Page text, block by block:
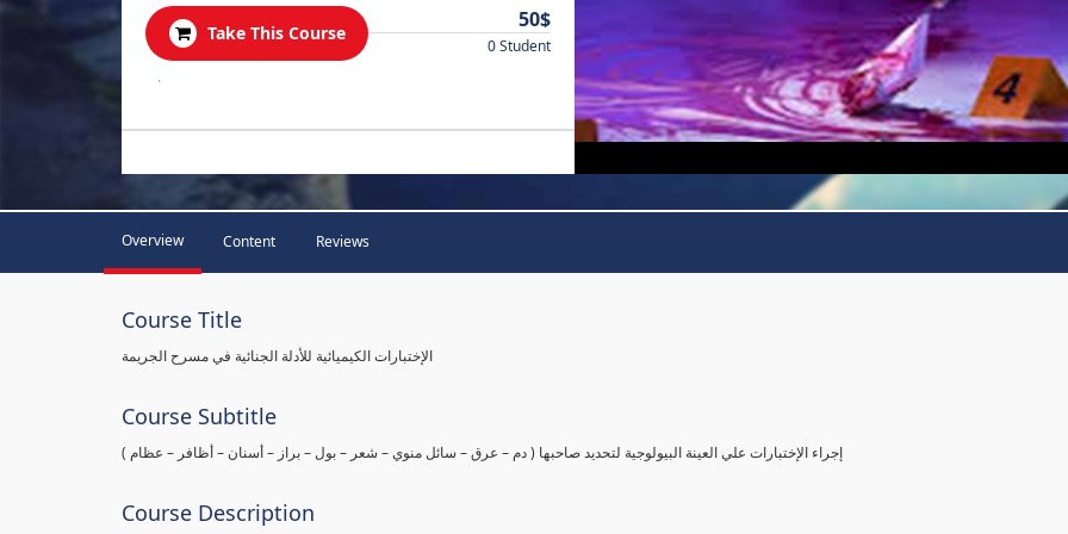
Take This Course
50$
0 Student
.
Overview Content Reviews
Course Title
الإختبارات الكيميائية للأدلة الجنائية في مسرح الجريمة
Course Subtitle
( إجراء الإختبارات علي العينة البيولوجية لتحديد صاحبها ( دم – عرق – سائل منوي – شعر – بول – براز – أسنان – أظافر – عظام
Course Description